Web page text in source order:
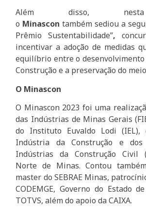
Além disso,
o Minascontambém sediou a
Prêmio Sustentabilidade”,
incentivar a adoção de medidas
equilíbrio entre o
Construção e a preservação do
O Minascon
O Minascon 2023 foi uma
das Indústrias de Minas Gerais
do Instituto Euvaldo Lodi (IEL),
Indústria da Construção e dos
Indústrias da Construção Civil
Norte de Minas. Contou
master do SEBRAE Minas,
CODEMGE, Governo do Estado
TOTVS, além do apoio da CAIXA.